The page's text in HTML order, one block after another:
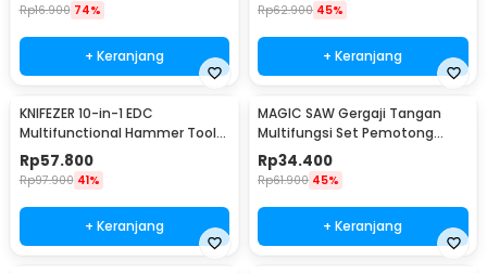
Rp16.900 74%
+ Keranjang
Rp62.900 45%
+ Keranjang
KNIFEZER 10-in-1 EDC
Multifunctional Hammer Tool
for Camping Survival - WL-
9003
Rp57.800
Rp97.900 41%
+ Keranjang
MAGIC SAW Gergaji Tangan
Multifungsi Set Pemotong
Kayu Besi
Rp34.400
Rp61.900 45%
+ Keranjang